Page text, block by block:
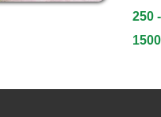
250